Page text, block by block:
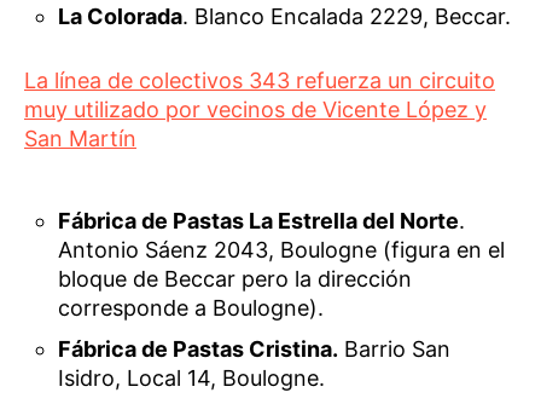
La Colorada. Blanco Encalada 2229, Beccar.
La línea de colectivos 343 refuerza un circuito
muy utilizado por vecinos de Vicente López y
San Martín
Fábrica de Pastas La Estrella del Norte.
Antonio Sáenz 2043, Boulogne (figura en el
bloque de Beccar pero la dirección
corresponde a Boulogne).
Fábrica de Pastas Cristina. Barrio San
Isidro, Local 14, Boulogne.